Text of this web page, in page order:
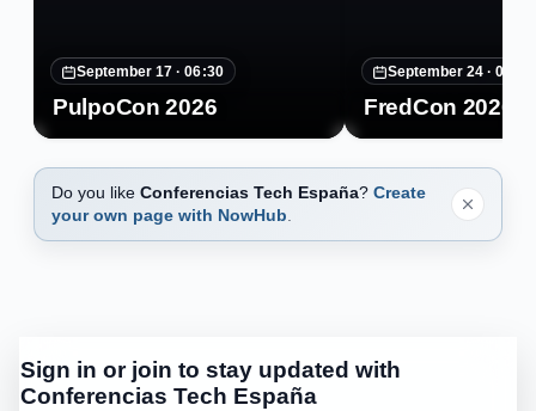
September 17 ·06:30
PulpoCon 2026
September 24 ·07:30
FredCon 2026
Do you like Conferencias Tech España? Create
your own page with NowHub
Sign in or join to stay updated with
Conferencias Tech España